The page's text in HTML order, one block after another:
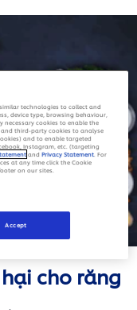
cho răng
technologies to collect and
device type, browsing behaviour,
necessary cookies to enable the
third-party cookies to analyse
and to enable targeted
Instagram, etc. (targeting
andPrivacy Statement. For
at any time click the Cookie
on our sites.
Accept